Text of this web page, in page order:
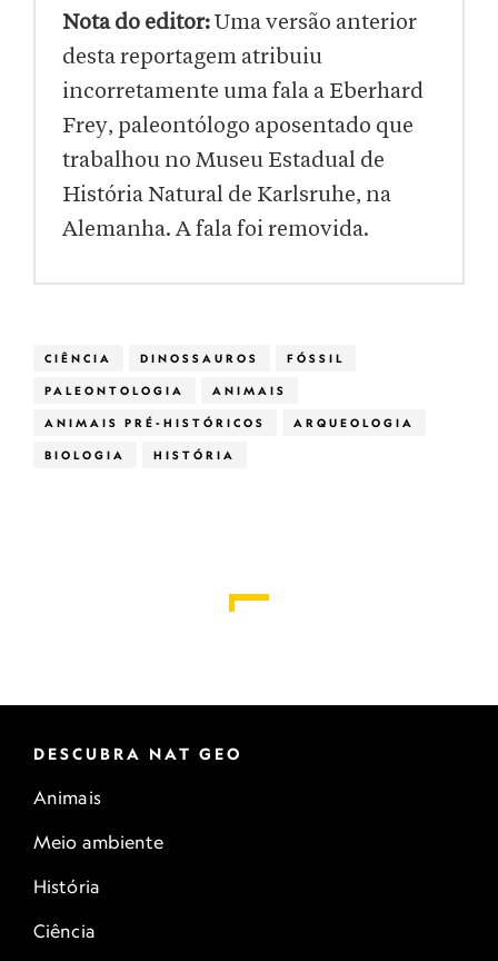
Nota do editor:Uma versão anterior
desta reportagem atribuiu
incorretamente uma fala a Eberhard
Frey, paleontólogo aposentado que
trabalhou no Museu Estadual de
História Natural de Karlsruhe, na
Alemanha. A fala foi removida.
CIÊNCIA DINOSSAUROS FÓSSIL
PALEONTOLOGIA ANIMAIS
ANIMAIS PRÉ-HISTÓRICOS ARQUEOLOGIA
BIOLOGIA HISTÓRIA
DESCUBRA NAT GEO
Animais
Meio ambiente
História
Ciência